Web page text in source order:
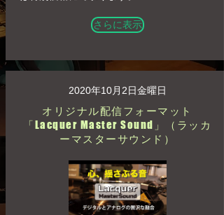
さらに表示
2020年10月2日金曜日
オリジナル配信フォーマット
「Lacquer Master Sound」（ラッカ
ーマスターサウンド）